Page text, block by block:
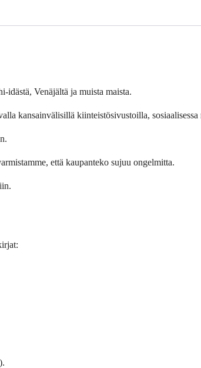
idästä, Venäjältä ja muista maista.
kansainvälisillä kiinteistösivustoilla, sosiaalisessa
että kaupanteko sujuu ongelmitta.